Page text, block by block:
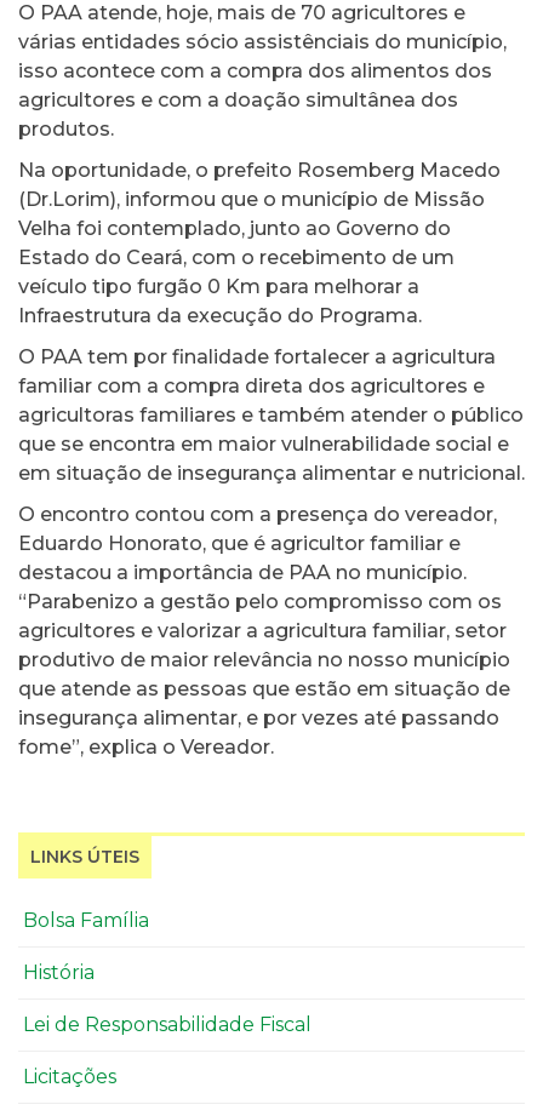
O PAA atende, hoje, mais de 70 agricultores e
várias entidades sócio assistênciais do município,
isso acontece com a compra dos alimentos dos
agricultores e com a doação simultânea dos
produtos.
Na oportunidade, o prefeito Rosemberg Macedo
(Dr.Lorim), informou que o município de Missão
Velha foi contemplado, junto ao Governo do
Estado do Ceará, com o recebimento de um
veículo tipo furgão 0 Km para melhorar a
Infraestrutura da execução do Programa.
O PAA tem por finalidade fortalecer a agricultura
familiar com a compra direta dos agricultores e
agricultoras familiares e também atender o público
que se encontra em maior vulnerabilidade social e
em situação de insegurança alimentar e nutricional.
O encontro contou com a presença do vereador,
Eduardo Honorato, que é agricultor familiar e
destacou a importância de PAA no município.
“Parabenizo a gestão pelo compromisso com os
agricultores e valorizar a agricultura familiar, setor
produtivo de maior relevância no nosso município
que atende as pessoas que estão em situação de
insegurança alimentar, e por vezes até passando
fome”, explica o Vereador.
LINKS ÚTEIS
Bolsa Família
História
Lei de Responsabilidade Fiscal
Licitações